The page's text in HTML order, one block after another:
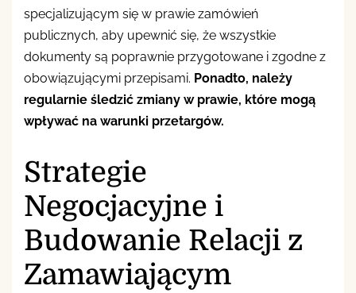
specjalizującym się w prawie zamówień
publicznych, aby upewnić się, że wszystkie
dokumenty są poprawnie przygotowane i zgodne z
obowiązującymi przepisami. Ponadto, należy
regularnie śledzić zmiany w prawie, które mogą
wpływać na warunki przetargów.
Strategie
Negocjacyjne i
Budowanie Relacji z
Zamawiającym